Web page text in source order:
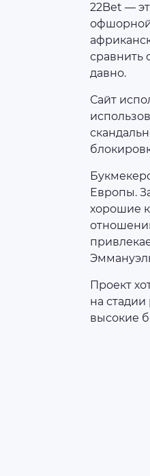
22Bet —
офшорной
сравнить
давно.
Сайт
Европы.
хорошие
Проект
на
высокие